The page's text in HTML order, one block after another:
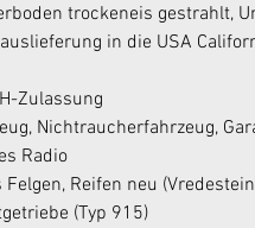
trockeneis gestrahlt,
in die USA
Zulassung
Nichtraucherfahrzeug,
Radio
Reifen neu
(Typ 915)